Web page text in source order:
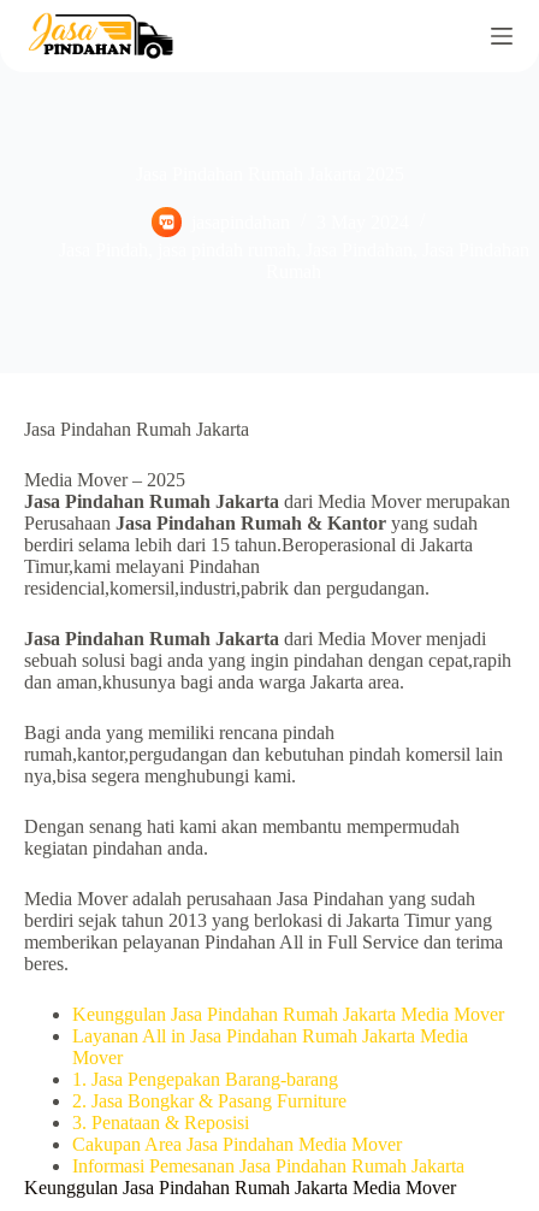
Jasa Pindahan Rumah Jakarta
Media Mover – 2025
Jasa Pindahan Rumah Jakarta dari Media Mover merupakan
Perusahaan Jasa Pindahan Rumah & Kantor yang sudah
berdiri selama lebih dari 15 tahun.Beroperasional di Jakarta
Timur,kami melayani Pindahan
residencial,komersil,industri,pabrik dan pergudangan.
Jasa Pindahan Rumah Jakarta dari Media Mover menjadi
sebuah solusi bagi anda yang ingin pindahan dengan cepat,rapih
dan aman,khusunya bagi anda warga Jakarta area.
Bagi anda yang memiliki rencana pindah
rumah,kantor,pergudangan dan kebutuhan pindah komersil lain
nya,bisa segera menghubungi kami.
Dengan senang hati kami akan membantu mempermudah
kegiatan pindahan anda.
Media Mover adalah perusahaan Jasa Pindahan yang sudah
berdiri sejak tahun 2013 yang berlokasi di Jakarta Timur yang
memberikan pelayanan Pindahan All in Full Service dan terima
beres.
Keunggulan Jasa Pindahan Rumah Jakarta Media Mover
Layanan All in Jasa Pindahan Rumah Jakarta Media
Mover
1. Jasa Pengepakan Barang-barang
2. Jasa Bongkar & Pasang Furniture
3. Penataan & Reposisi
Cakupan Area Jasa Pindahan Media Mover
Informasi Pemesanan Jasa Pindahan Rumah Jakarta
Keunggulan Jasa Pindahan Rumah Jakarta Media Mover